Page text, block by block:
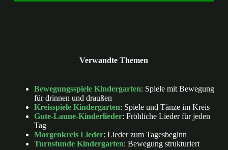
Verwandte Themen
Bewegungsspiele Kindergarten: Spiele mit Bewegung
für drinnen und draußen
Kreisspiele Kindergarten: Spiele und Tänze im Kreis
Gute-Laune-Kinderlieder: Fröhliche Lieder für jeden
Tag
Morgenkreis Lieder: Lieder zum Tagesbeginn
Turnstunde Kindergarten: Bewegung strukturiert